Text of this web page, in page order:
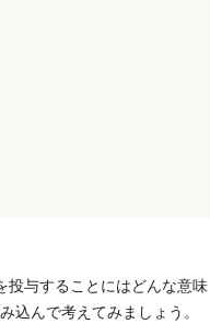
与することにはどんな意味
込んで考えてみましょう。